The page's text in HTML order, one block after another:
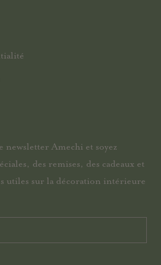
Amechi et soyez
des remises, des cadeaux et
utiles sur la décoration intérieure